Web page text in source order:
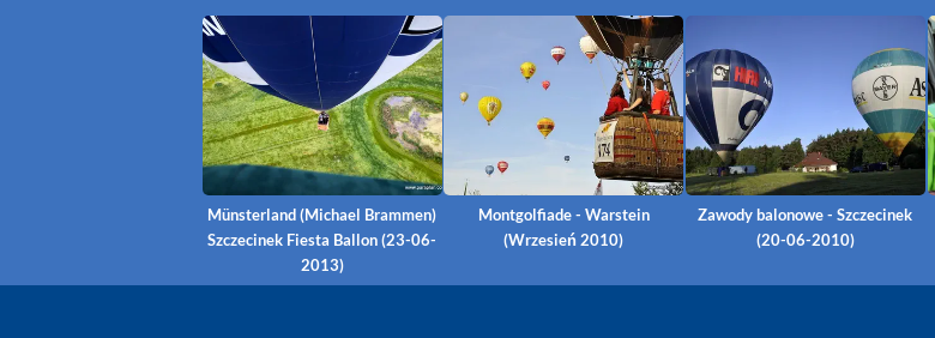
Münsterland (Michael Brammen)
Szczecinek Fiesta Ballon (23-06-
2013)
Montgolfiade - Warstein
(Wrzesień 2010)
Zawody balonowe - Szczecinek
(20-06-2010)